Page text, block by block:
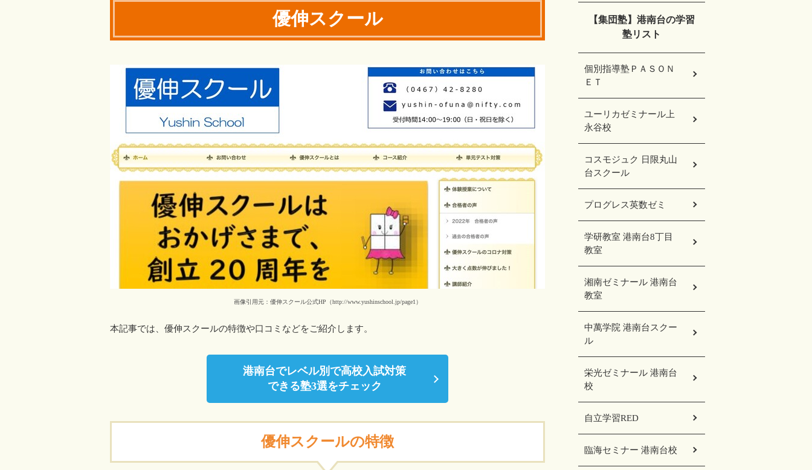
優伸スクール
画像引用元：優伸スクール公式HP（http://www.yushinschool.jp/page1）
本記事では、優伸スクールの特徴や口コミなどをご紹介します。
港南台でレベル別で高校入試対策
できる塾3選をチェック
優伸スクールの特徴
【集団塾】港南台の学習
塾リスト
個別指導塾ＰＡＳＯＮ
ＥＴ
ユーリカゼミナール上
永谷校
コスモジュク 日限丸山
台スクール
プログレス英数ゼミ
学研教室 港南台8丁目
教室
湘南ゼミナール 港南台
教室
中萬学院 港南台スクー
ル
栄光ゼミナール 港南台
校
自立学習RED
臨海セミナー 港南台校